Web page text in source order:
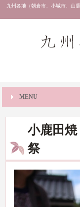
九州各地（朝倉市、小城市、山
MENU
小鹿田
祭